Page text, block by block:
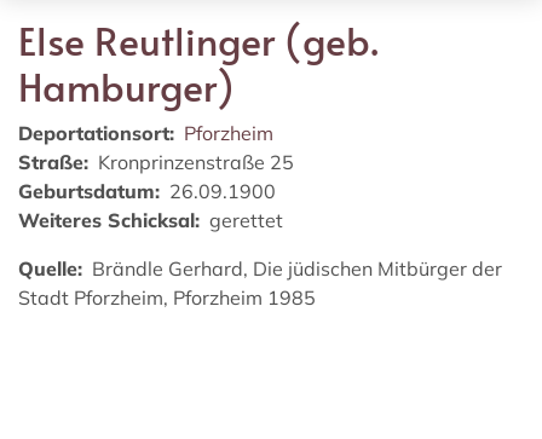
Else Reutlinger (geb.
Hamburger)
Deportationsort
Pforzheim
Straße
Kronprinzenstraße 25
Geburtsdatum
26.09.1900
Weiteres Schicksal gerettet
Quelle
Brändle Gerhard, Die jüdischen Mitbürger der
Stadt Pforzheim, Pforzheim 1985